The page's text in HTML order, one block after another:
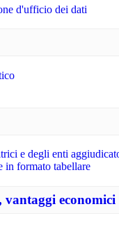
d'ufficio dei dati
e degli enti
in formato tabellare
vantaggi economici